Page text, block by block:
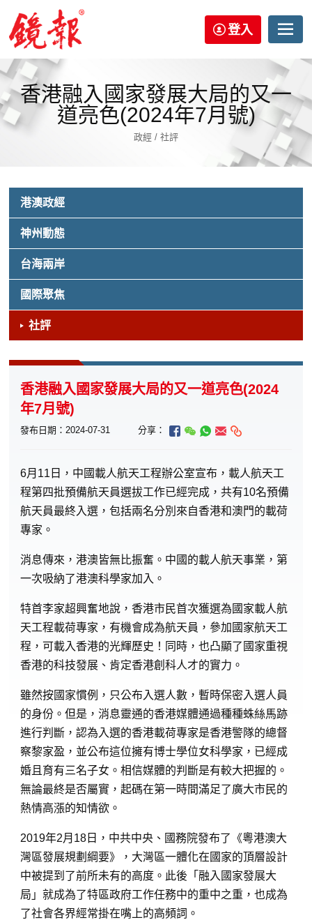
登入
香港融入國家發展大局的又一
道亮色(2024年7月號)
政經 / 社評
港澳政經
神州動態
台海兩岸
國際聚焦
社評
香港融入國家發展大局的又一道亮色(2024
年7月號)
發布日期：2024-07-31 分享：
6月11日，中國載人航天工程辦公室宣布，載人航天工
程第四批預備航天員選拔工作已經完成，共有10名預備
航天員最終入選，包括兩名分別來自香港和澳門的載荷
專家。
消息傳來，港澳皆無比振奮。中國的載人航天事業，第
一次吸納了港澳科學家加入。
特首李家超興奮地說，香港市民首次獲選為國家載人航
天工程載荷專家，有機會成為航天員，參加國家航天工
程，可載入香港的光輝歷史！同時，也凸顯了國家重視
香港的科技發展、肯定香港創科人才的實力。
雖然按國家慣例，只公布入選人數，暫時保密入選人員
的身份。但是，消息靈通的香港媒體通過種種蛛絲馬跡
進行判斷，認為入選的香港載荷專家是香港警隊的總督
察黎家盈，並公布這位擁有博士學位女科學家，已經成
婚且育有三名子女。相信媒體的判斷是有較大把握的。
無論最終是否屬實，起碼在第一時間滿足了廣大市民的
熱情高漲的知情欲。
2019年2月18日，中共中央、國務院發布了《粵港澳大
灣區發展規劃綱要》，大灣區一體化在國家的頂層設計
中被提到了前所未有的高度。此後「融入國家發展大
局」就成為了特區政府工作任務中的重中之重，也成為
了社會各界經常掛在嘴上的高頻詞。